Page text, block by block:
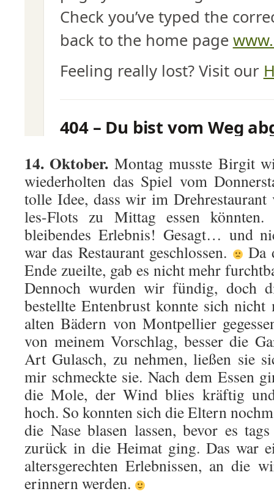
14. Oktober. Montag musste Birgit
wiederholten das Spiel vom
tolle Idee, dass wir im Drehrestaurant
les-Flots zu Mittag essen
bleibendes Erlebnis! Gesagt… und
war das Restaurant geschlossen.
Da
Ende zueilte, gab es nicht mehr
Dennoch wurden wir fündig, doch
bestellte Entenbrust konnte sich
alten Bädern von Montpellier
von meinem Vorschlag, besser die
Art Gulasch, zu nehmen, ließen sie
mir schmeckte sie. Nach dem Essen
die Mole, der Wind blies kräftig
hoch. So konnten sich die Eltern
die Nase blasen lassen, bevor es
zurück in die Heimat ging. Das war
altersgerechten Erlebnissen, an die
erinnern werden.